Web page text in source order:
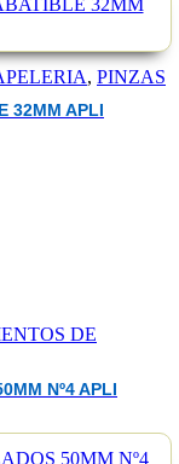
, PINZAS
32MM APLI
DE
Nº4 APLI